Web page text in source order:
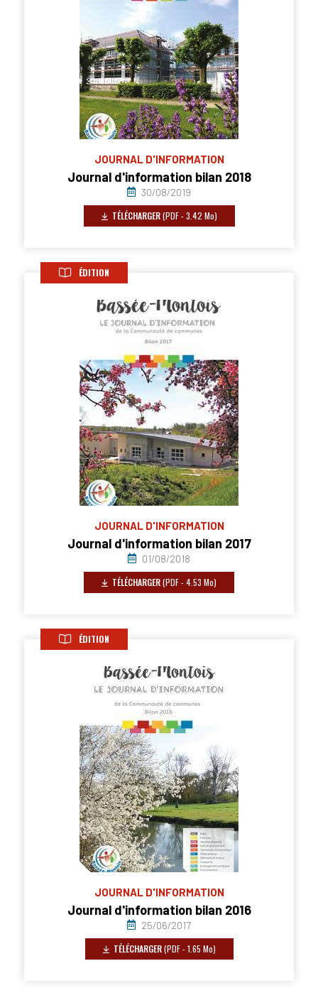
JOURNAL D'INFORMATION
Journal d'information bilan 2018
30/08/2019
TÉLÉCHARGER(PDF - 3.42 Mo)
ÉDITION
JOURNAL D'INFORMATION
Journal d'information bilan 2017
01/08/2018
TÉLÉCHARGER(PDF - 4.53 Mo)
ÉDITION
JOURNAL D'INFORMATION
Journal d'information bilan 2016
25/06/2017
TÉLÉCHARGER(PDF - 1.65 Mo)